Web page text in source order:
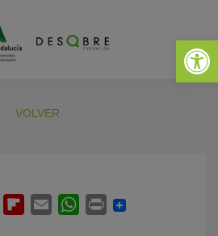
Abrir
VOLVER